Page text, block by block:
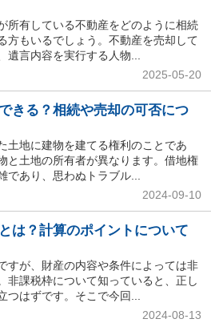
所有している不動産をどのように相続
方もいるでしょう。不動産を売却して
遺言内容を実行する人物...
2025-05-20
きる？相続や売却の可否につ
土地に建物を建てる権利のことであ
と土地の所有者が異なります。借地権
あり、思わぬトラブル...
2024-09-10
は？計算のポイントについて
すが、財産の内容や条件によっては非
非課税枠について知っていると、正し
つはずです。そこで今回...
2024-08-13